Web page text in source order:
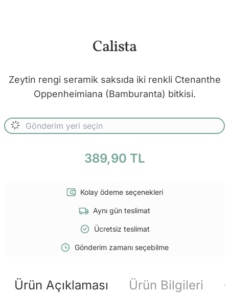
Calista
Zeytin rengi seramik saksıda iki renkli Ctenanthe
Oppenheimiana (Bamburanta) bitkisi.
389,90 TL
Kolay ödeme seçenekleri
Aynı gün teslimat
Ücretsiz teslimat
Gönderim zamanı seçebilme
Ürün Açıklaması Ürün Bilgileri